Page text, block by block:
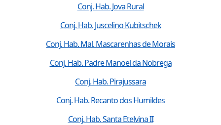
Conj. Hab. Jova Rural
Conj. Hab. Juscelino Kubitschek
Conj. Hab. Mal. Mascarenhas de Morais
Conj. Hab. Padre Manoel da Nobrega
Conj. Hab. Pirajussara
Conj. Hab. Recanto dos Humildes
Conj. Hab. Santa Etelvina II